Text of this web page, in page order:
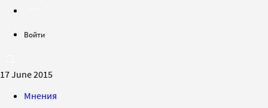
Войти
17 June 2015
Мнения